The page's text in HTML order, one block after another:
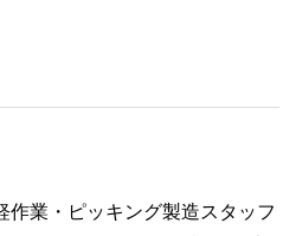
作業・ピッキング製造スタッフ